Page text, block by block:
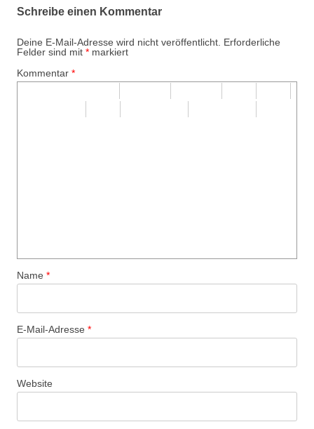
Schreibe einen Kommentar
Deine E-Mail-Adresse wird nicht veröffentlicht. Erforderliche
Felder sind mit * markiert
Kommentar *
Name *
E-Mail-Adresse *
Website